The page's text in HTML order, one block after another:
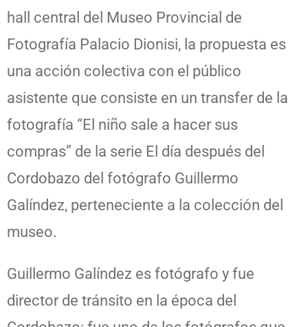
hall central del Museo Provincial de
Fotografía Palacio Dionisi, la propuesta es
una acción colectiva con el público
asistente que consiste en un transfer de la
fotografía “El niño sale a hacer sus
compras” de la serie El día después del
Cordobazo del fotógrafo Guillermo
Galíndez, perteneciente a la colección del
museo.
Guillermo Galíndez es fotógrafo y fue
director de tránsito en la época del